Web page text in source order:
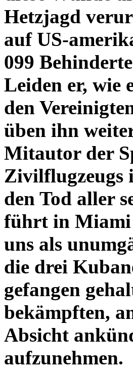
Hetzjagd
auf US-
099
Leiden er, wie
den
üben ihn
Mitautor der
Zivilflugzeugs
den Tod aller
führt in Miami
uns als
die drei
gefangen
bekämpften,
Absicht
aufzunehmen.